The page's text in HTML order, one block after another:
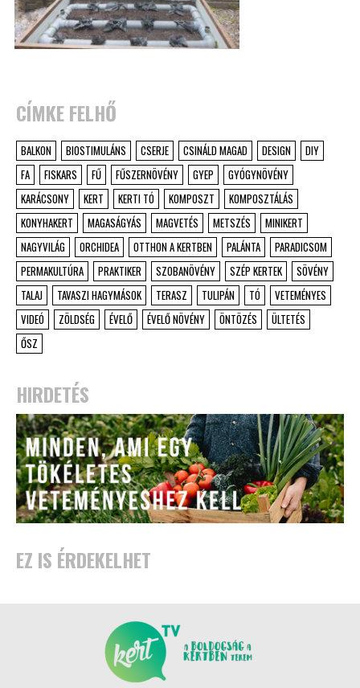
CÍMKE FELHŐ
BALKON BIOSTIMULÁNS CSERJE CSINÁLD MAGAD DESIGN
DIY
FA
FISKARS FŰ FŰSZERNÖVÉNY GYEP
GYÓGYNÖVÉNY
KARÁCSONY
KERT KERTI TÓ KOMPOSZT
KOMPOSZTÁLÁS
KONYHAKERT
MAGASÁGYÁS MAGVETÉS METSZÉS
MINIKERT
NAGYVILÁG
ORCHIDEA OTTHON A KERTBEN PALÁNTA
PARADICSOM
PERMAKULTÚRA
PRAKTIKER SZOBANÖVÉNY SZÉP KERTEK
SÖVÉNY
TALAJ
TAVASZI HAGYMÁSOK TERASZ TULIPÁN TÓ
VETEMÉNYES
VIDEÓ
ZÖLDSÉG ÉVELŐ ÉVELŐ NÖVÉNY ÖNTÖZÉS
ÜLTETÉS
ŐSZ
HIRDETÉS
EZ IS ÉRDEKELHET